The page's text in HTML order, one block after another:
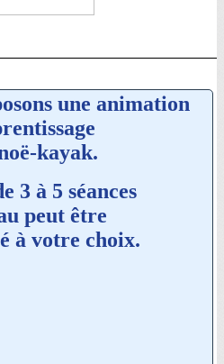
une animation
kayak.
3 à 5 séances
peut être
à votre choix.